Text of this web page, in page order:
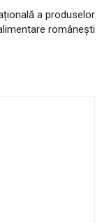
a produselor
românești